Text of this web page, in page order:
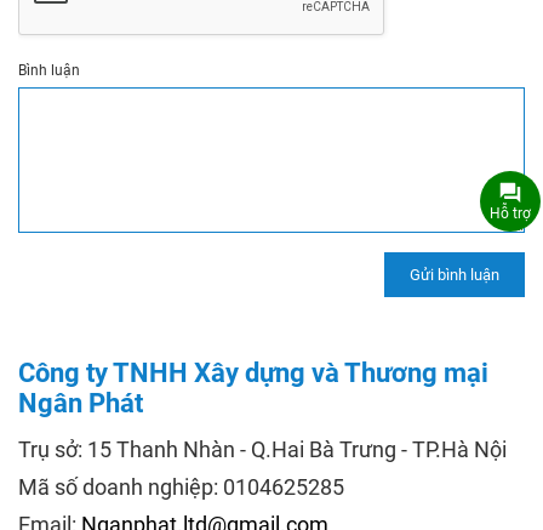
Bình luận
Công ty TNHH Xây dựng và Thương mại
Ngân Phát
Trụ sở: 15 Thanh Nhàn - Q.Hai Bà Trưng - TP.Hà Nội
Mã số doanh nghiệp: 0104625285
Email: Nganphat.ltd@gmail.com
Hỗ trợ